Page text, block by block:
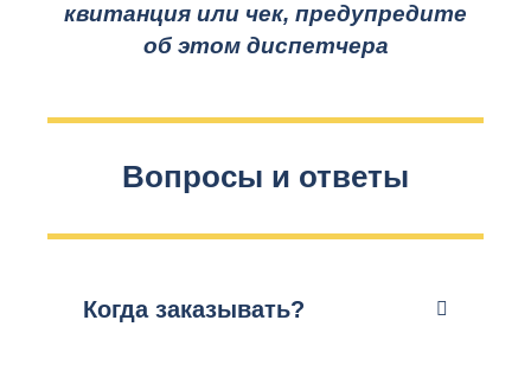
квитанция или чек, предупредите
об этом диспетчера
Вопросы и ответы
Когда заказывать?